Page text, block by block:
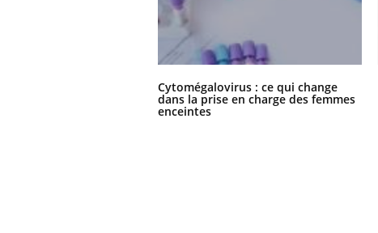
Cytomégalovirus : ce qui change
dans la prise en charge des femmes
enceintes